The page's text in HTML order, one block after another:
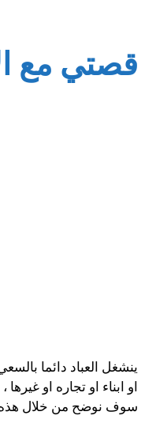
قصتي مع
ينشغل العباد دائما
او ابناء او تجاره او
سوف نوضح من خلال هذه